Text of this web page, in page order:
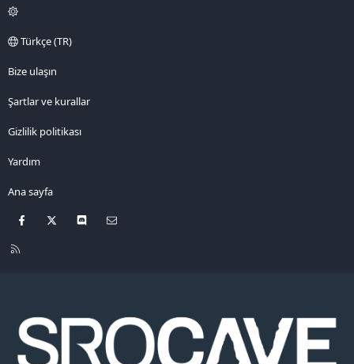
Türkçe (TR)
Bize ulaşın
Şartlar ve kurallar
Gizlilik politikası
Yardım
Ana sayfa
Facebook Discord
R